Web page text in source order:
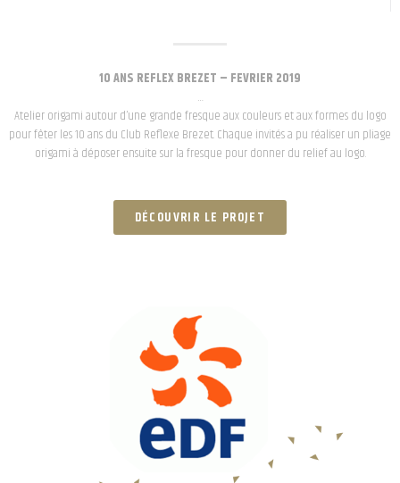
10 ANS REFLEX BREZET – FEVRIER 2019
…
Atelier origami autour d’une grande fresque aux couleurs et aux formes du logo
pour fêter les 10 ans du Club Reflexe Brezet. Chaque invités a pu réaliser un pliage
origami à déposer ensuite sur la fresque pour donner du relief au logo.
DÉCOUVRIR LE PROJET